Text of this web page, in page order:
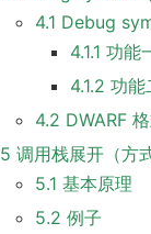
4.1 Debug
4.1.1 功
4.1.2 功
4.2 DWARF
5 调用栈展开（方
5.1 基本原理
5.2 例子